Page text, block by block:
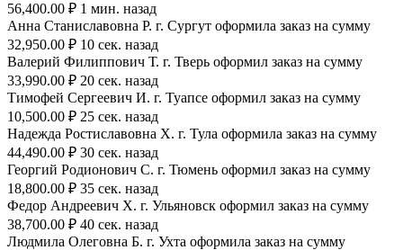
56,400.00 ₽ 1 мин. назад
Анна Станиславовна Р. г. Сургут оформила заказ на сумму
32,950.00 ₽ 10 сек. назад
Валерий Филиппович Т. г. Тверь оформил заказ на сумму
33,990.00 ₽ 20 сек. назад
Тимофей Сергеевич И. г. Туапсе оформил заказ на сумму
10,500.00 ₽ 25 сек. назад
Надежда Ростиславовна Х. г. Тула оформила заказ на сумму
44,490.00 ₽ 30 сек. назад
Георгий Родионович С. г. Тюмень оформил заказ на сумму
18,800.00 ₽ 35 сек. назад
Федор Андреевич Х. г. Ульяновск оформил заказ на сумму
38,700.00 ₽ 40 сек. назад
Людмила Олеговна Б. г. Ухта оформила заказ на сумму